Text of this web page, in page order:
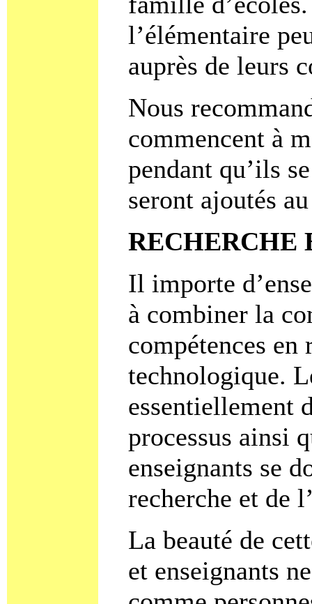
l’élémentaire
auprès de leurs
Nous
commencent à
pendant qu’ils
seront ajoutés
RECHERCHE
Il importe
à combiner la
compétences
technologique.
essentiellement
processus ainsi
enseignants se
recherche et de
La beauté de
et enseignants